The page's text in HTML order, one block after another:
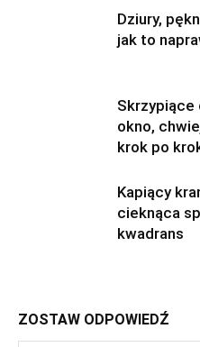
Dziury,
jak to
Skrzypiące
okno,
krok po
Kapiący
cieknąca
kwadrans
ZOSTAW ODPOWIEDŹ